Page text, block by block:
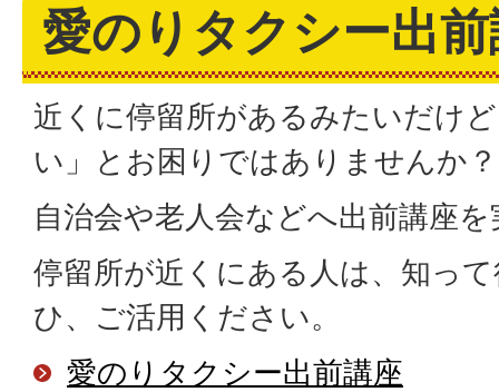
愛のりタクシー出
近くに停留所があるみたいだけ
い」とお困りではありませんか？
自治会や老人会などへ出前講座
停留所が近くにある人は、知っ
ひ、ご活用ください。
愛のりタクシー出前講座